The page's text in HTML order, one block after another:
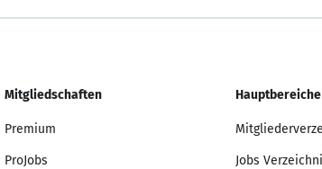
Mitgliedschaften
Premium
ProJobs
Hauptbereiche
Jobs